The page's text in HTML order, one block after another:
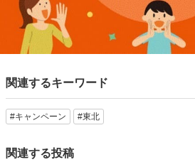
関連するキーワード
#キャンペーン #東北
関連する投稿